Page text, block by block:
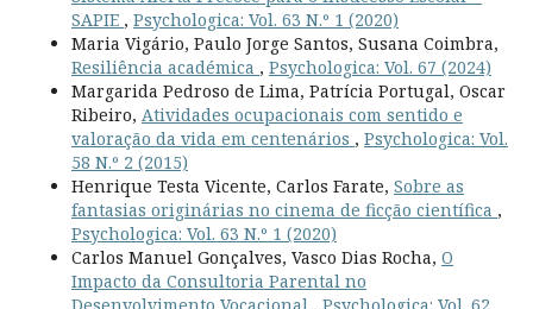
SAPIE , Psychologica: Vol. 63 N.º 1 (2020)
Maria Vigário, Paulo Jorge Santos, Susana Coimbra,
Resiliência académica , Psychologica: Vol. 67 (2024)
Margarida Pedroso de Lima, Patrícia Portugal, Oscar
Ribeiro, Atividades ocupacionais com sentido e
valoração da vida em centenários , Psychologica: Vol.
58 N.º 2 (2015)
Henrique Testa Vicente, Carlos Farate, Sobre as
fantasias originárias no cinema de ficção científica ,
Psychologica: Vol. 63 N.º 1 (2020)
Carlos Manuel Gonçalves, Vasco Dias Rocha, O
Impacto da Consultoria Parental no